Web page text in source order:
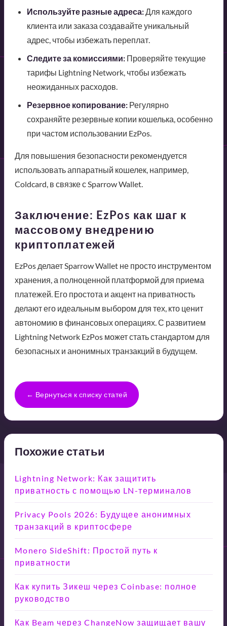
Используйте разные адреса:Для каждого
клиента или заказа создавайте уникальный
адрес, чтобы избежать переплат.
Следите за комиссиями:Проверяйте текущие
тарифы Lightning Network, чтобы избежать
неожиданных расходов.
Резервное копирование:Регулярно
сохраняйте резервные копии кошелька, особенно
при частом использовании EzPos.
Для повышения безопасности рекомендуется
использовать аппаратный кошелек, например,
Coldcard, в связке с Sparrow Wallet.
Заключение: EzPos как шаг к
массовому внедрению
криптоплатежей
EzPos делает Sparrow Wallet не просто инструментом
хранения, а полноценной платформой для приема
платежей. Его простота и акцент на приватность
делают его идеальным выбором для тех, кто ценит
автономию в финансовых операциях. С развитием
Lightning Network EzPos может стать стандартом для
безопасных и анонимных транзакций в будущем.
← Вернуться к списку статей
Похожие статьи
Lightning Network: Как защитить
приватность с помощью LN-терминалов
Privacy Pools 2026: Будущее анонимных
транзакций в криптосфере
Monero SideShift: Простой путь к
приватности
Как купить Зикеш через Coinbase: полное
руководство
Как Beam через ChangeNow защищает вашу